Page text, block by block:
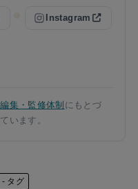
Instagram
集・監修体制 にもとづ
います。
- タグ